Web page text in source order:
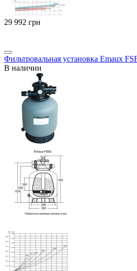
‍29 992‍ грн
Фильтровальная установка Emaux
В наличии